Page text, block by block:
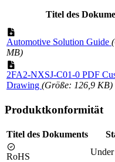
Titel des
Automotive Solution Guide
MB)
2FA2-NXSJ-C01-0 PDF
Drawing (Größe: 126,9 KB)
Produktkonformität
Titel des Dokuments
RoHS